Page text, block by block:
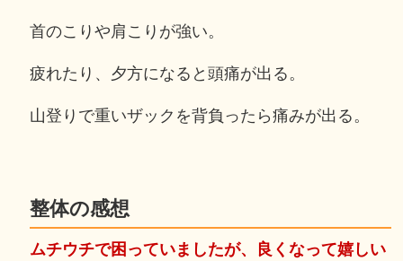
首のこりや肩こりが強い。
疲れたり、夕方になると頭痛が出る。
山登りで重いザックを背負ったら痛みが出る。
整体の感想
ムチウチで困っていましたが、良くなって嬉しい